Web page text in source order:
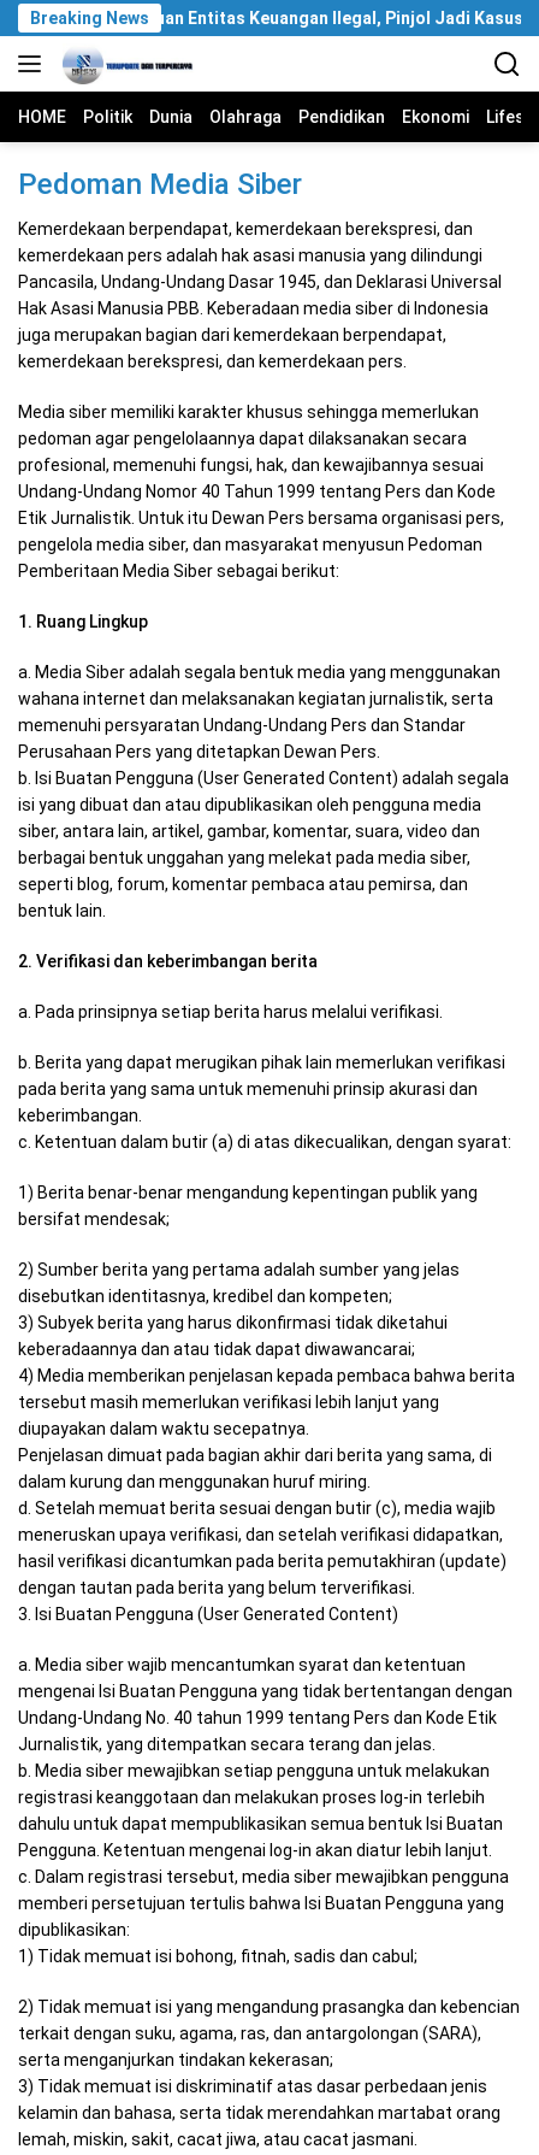
Langsung
ke
konten
Breaking News
Berantas Ribuan Entitas Keuangan Ilegal, Pinjol Jadi Kasus
HOME Politik Dunia Olahraga Pendidikan Ekonomi
Pedoman Media Siber
Kemerdekaan berpendapat, kemerdekaan berekspresi, dan
kemerdekaan pers adalah hak asasi manusia yang dilindungi
Pancasila, Undang-Undang Dasar 1945, dan Deklarasi Universal
Hak Asasi Manusia PBB. Keberadaan media siber di Indonesia
juga merupakan bagian dari kemerdekaan berpendapat,
kemerdekaan berekspresi, dan kemerdekaan pers.
Media siber memiliki karakter khusus sehingga memerlukan
pedoman agar pengelolaannya dapat dilaksanakan secara
profesional, memenuhi fungsi, hak, dan kewajibannya sesuai
Undang-Undang Nomor 40 Tahun 1999 tentang Pers dan Kode
Etik Jurnalistik. Untuk itu Dewan Pers bersama organisasi pers,
pengelola media siber, dan masyarakat menyusun Pedoman
Pemberitaan Media Siber sebagai berikut:
1. Ruang Lingkup
a. Media Siber adalah segala bentuk media yang menggunakan
wahana internet dan melaksanakan kegiatan jurnalistik, serta
memenuhi persyaratan Undang-Undang Pers dan Standar
Perusahaan Pers yang ditetapkan Dewan Pers.
b. Isi Buatan Pengguna (User Generated Content) adalah segala
isi yang dibuat dan atau dipublikasikan oleh pengguna media
siber, antara lain, artikel, gambar, komentar, suara, video dan
berbagai bentuk unggahan yang melekat pada media siber,
seperti blog, forum, komentar pembaca atau pemirsa, dan
bentuk lain.
2. Verifikasi dan keberimbangan berita
a. Pada prinsipnya setiap berita harus melalui verifikasi.
b. Berita yang dapat merugikan pihak lain memerlukan verifikasi
pada berita yang sama untuk memenuhi prinsip akurasi dan
keberimbangan.
c. Ketentuan dalam butir (a) di atas dikecualikan, dengan syarat:
1) Berita benar-benar mengandung kepentingan publik yang
bersifat mendesak;
2) Sumber berita yang pertama adalah sumber yang jelas
disebutkan identitasnya, kredibel dan kompeten;
3) Subyek berita yang harus dikonfirmasi tidak diketahui
keberadaannya dan atau tidak dapat diwawancarai;
4) Media memberikan penjelasan kepada pembaca bahwa berita
tersebut masih memerlukan verifikasi lebih lanjut yang
diupayakan dalam waktu secepatnya.
Penjelasan dimuat pada bagian akhir dari berita yang sama, di
dalam kurung dan menggunakan huruf miring.
d. Setelah memuat berita sesuai dengan butir (c), media wajib
meneruskan upaya verifikasi, dan setelah verifikasi didapatkan,
hasil verifikasi dicantumkan pada berita pemutakhiran (update)
dengan tautan pada berita yang belum terverifikasi.
3. Isi Buatan Pengguna (User Generated Content)
a. Media siber wajib mencantumkan syarat dan ketentuan
mengenai Isi Buatan Pengguna yang tidak bertentangan dengan
Undang-Undang No. 40 tahun 1999 tentang Pers dan Kode Etik
Jurnalistik, yang ditempatkan secara terang dan jelas.
b. Media siber mewajibkan setiap pengguna untuk melakukan
registrasi keanggotaan dan melakukan proses log-in terlebih
dahulu untuk dapat mempublikasikan semua bentuk Isi Buatan
Pengguna. Ketentuan mengenai log-in akan diatur lebih lanjut.
c. Dalam registrasi tersebut, media siber mewajibkan pengguna
memberi persetujuan tertulis bahwa Isi Buatan Pengguna yang
dipublikasikan:
1) Tidak memuat isi bohong, fitnah, sadis dan cabul;
2) Tidak memuat isi yang mengandung prasangka dan kebencian
terkait dengan suku, agama, ras, dan antargolongan (SARA),
serta menganjurkan tindakan kekerasan;
3) Tidak memuat isi diskriminatif atas dasar perbedaan jenis
kelamin dan bahasa, serta tidak merendahkan martabat orang
lemah, miskin, sakit, cacat jiwa, atau cacat jasmani.